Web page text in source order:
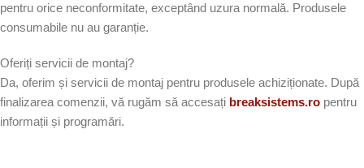
pentru orice neconformitate, exceptând uzura normală. Produsele
consumabile nu au garanție.
Oferiți servicii de montaj?
Da, oferim și servicii de montaj pentru produsele achiziționate. După
finalizarea comenzii, vă rugăm să accesați breaksistems.ro pentru
informații și programări.